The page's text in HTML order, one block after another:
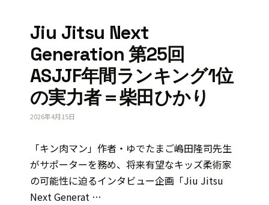
Jiu Jitsu Next
Generation 第25回
ASJJF年間ランキング1位
の実力者＝柴田ひかり
2026年4月15日
「キン肉マン」作者・ゆでたまご嶋田隆司先生
がサポーターを務め、将来有望なキッズ柔術家
の可能性に迫るインタビュー企画「Jiu Jitsu
Next Generat …